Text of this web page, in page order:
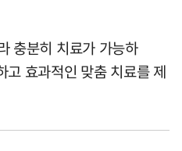
충분히 치료가 가능하
효과적인 맞춤 치료를 제